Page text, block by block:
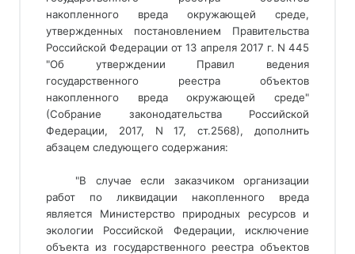
накопленного вреда окружающей среде,
утвержденных постановлением Правительства
Российской Федерации от 13 апреля 2017 г. N 445
"Об утверждении Правил ведения
государственного реестра объектов
накопленного вреда окружающей среде"
(Собрание законодательства Российской
Федерации, 2017, N 17, ст.2568), дополнить
абзацем следующего содержания:
"В случае если заказчиком организации
работ по ликвидации накопленного вреда
является Министерство природных ресурсов и
экологии Российской Федерации, исключение
объекта из государственного реестра объектов